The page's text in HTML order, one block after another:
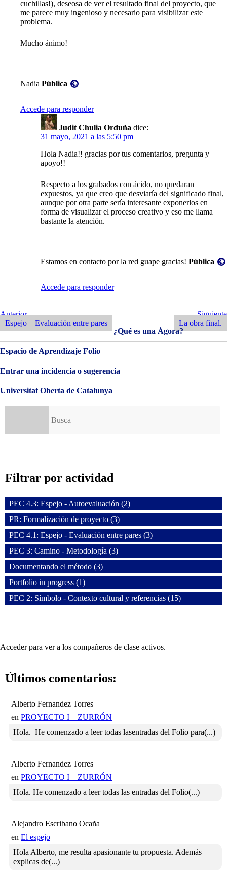
cuchillas!), deseosa de ver el resultado final del proyecto, que
me parece muy ingenioso y necesario para visibilizar este
problema.
Mucho ánimo!
Nadia Pública
Accede para responder
Judit Chulia Orduña dice:
31 mayo, 2021 a las 5:50 pm
Hola Nadia!! gracias por tus comentarios, pregunta y
apoyo!!
Respecto a los grabados con ácido, no quedaran
expuestos, ya que creo que desviaría del significado final,
aunque por otra parte sería interesante exponerlos en
forma de visualizar el proceso creativo y eso me llama
bastante la atención.
Estamos en contacto por la red guape gracias! Pública
Accede para responder
Navegación
de
entradas
Entrada
Anterior
Anterior
Espejo – Evaluación entre pares
Siguiente
Entrada
Siguiente
La obra final.
¿Qué es una Ágora?
Espacio de Aprendizaje Folio
Entrar una incidencia o sugerencia
Universitat Oberta de Catalunya
Filtrar por actividad
PEC 4.3: Espejo - Autoevaluación (2)
PR: Formalización de proyecto (3)
PEC 4.1: Espejo - Evaluación entre pares (3)
PEC 3: Camino - Metodología (3)
Documentando el método (3)
Portfolio in progress (1)
PEC 2: Símbolo - Contexto cultural y referencias (15)
Acceder para ver a los compañeros de clase activos.
Últimos comentarios:
Alberto Fernandez Torres
en PROYECTO I – ZURRÓN
Hola. He comenzado a leer todas lasentradas del Folio para(...)
Alberto Fernandez Torres
en PROYECTO I – ZURRÓN
Hola. He comenzado a leer todas las entradas del Folio(...)
Alejandro Escribano Ocaña
en El espejo
Hola Alberto, me resulta apasionante tu propuesta. Además
explicas de(...)